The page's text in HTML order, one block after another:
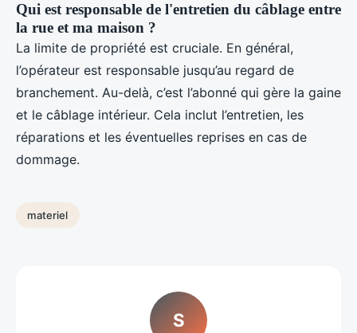
Qui est responsable de l'entretien du câblage entre
la rue et ma maison ?
La limite de propriété est cruciale. En général,
l’opérateur est responsable jusqu’au regard de
branchement. Au-delà, c’est l’abonné qui gère la gaine
et le câblage intérieur. Cela inclut l’entretien, les
réparations et les éventuelles reprises en cas de
dommage.
materiel
S